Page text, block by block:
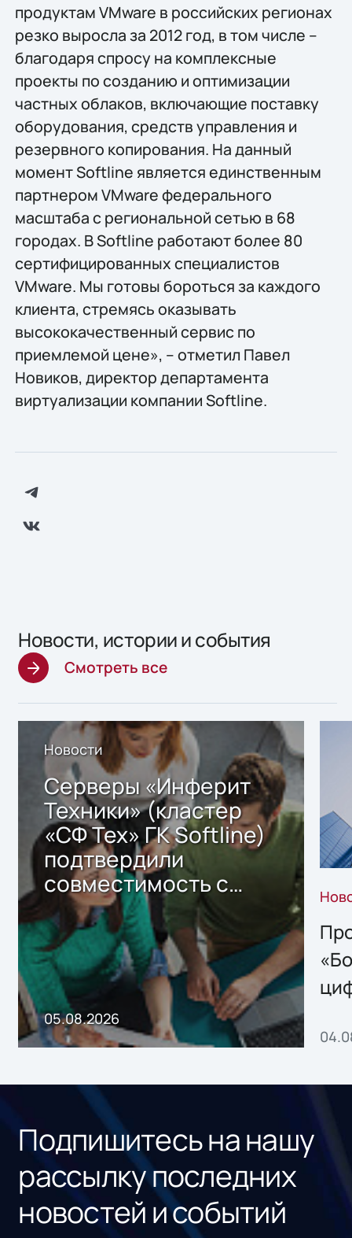
продуктам VMware в российских регионах
резко выросла за 2012 год, в том числе –
благодаря спросу на комплексные
проекты по созданию и оптимизации
частных облаков, включающие поставку
оборудования, средств управления и
резервного копирования. На данный
момент Softline является единственным
партнером VMware федерального
масштаба с региональной сетью в 68
городах. В Softline работают более 80
сертифицированных специалистов
VMware. Мы готовы бороться за каждого
клиента, стремясь оказывать
высококачественный сервис по
приемлемой цене», – отметил Павел
Новиков, директор департамента
виртуализации компании Softline.
Новости, истории и события
Смотреть все
Новости
Серверы «Инферит
Техники» (кластер
«СФ Тех» ГК Softline)
подтвердили
совместимость с
решением Sharx
Storage 2.x для
хранения данных
05.08.2026
Подпишитесь на нашу
рассылку последних
новостей и событий